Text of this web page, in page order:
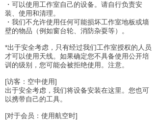
・可以使用工作室自己的设备。请自行负责安
装、使用和清理。
・我们不允许使用任何可能损坏工作室地板或墙
壁的物品（例如窗台轮、消防杂耍等）。
*出于安全考虑，只有经过我们工作室授权的人员
才可以使用天线。如果确定您不具备使用公开培
训的级别，您可能会被拒绝使用。注意。
[访客：空中使用]
出于安全考虑，我们将设备安装在这里。您也可
以携带自己的工具。
[对于会员：使用航空时]